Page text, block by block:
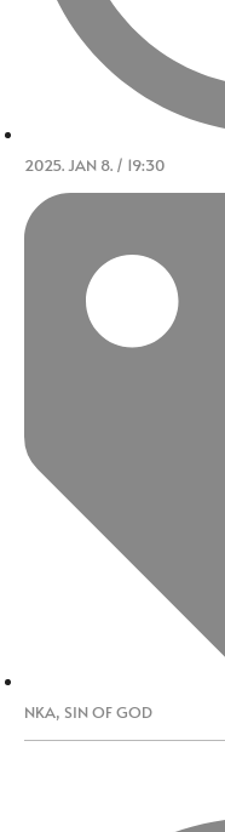
2025. JAN 8. / 19:30
NKA, SIN OF GOD